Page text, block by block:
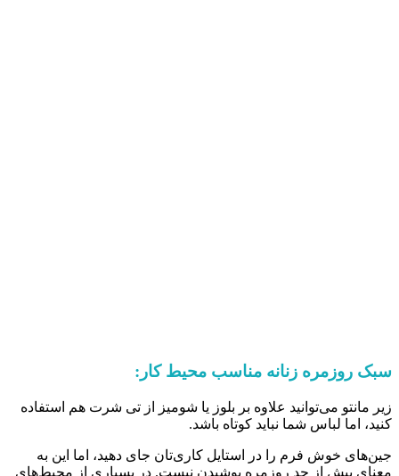
سبک روزمره زنانه مناسب محیط کار:
زیر مانتو می‌توانید علاوه بر بلوز یا شومیز از تی شرت هم استفاده
کنید، اما لباس شما نباید کوتاه باشد.
جین‌های خوش فرم را در استایل کاری‌تان جای دهید، اما این به
معنای بیش از حد روزمره پوشیدن نیست. در بسیاری از محیط‌های